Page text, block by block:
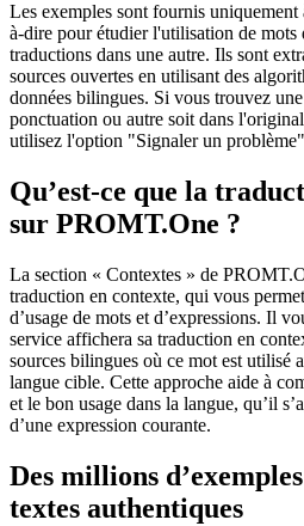
Les exemples sont fournis
à-dire pour étudier l'utilisation de mots
traductions dans une autre. Ils sont
sources ouvertes en utilisant des
données bilingues. Si vous trouvez
ponctuation ou autre soit dans
utilisez l'option "Signaler un
Qu’est-ce que la
sur PROMT.One ?
La section « Contextes » de
traduction en contexte, qui vous
d’usage de mots et d’expressions. Il
service affichera sa traduction en
sources bilingues où ce mot est utilisé
langue cible. Cette approche aide à
et le bon usage dans la langue, qu’il
d’une expression courante.
Des millions
textes authentiques